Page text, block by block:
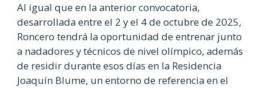
Al igual que en la anterior convocatoria,
desarrollada entre el 2 y el 4 de octubre de 2025,
Roncero tendrá la oportunidad de entrenar junto
a nadadores y técnicos de nivel olímpico, además
de residir durante esos días en la Residencia
Joaquín Blume, un entorno de referencia en el